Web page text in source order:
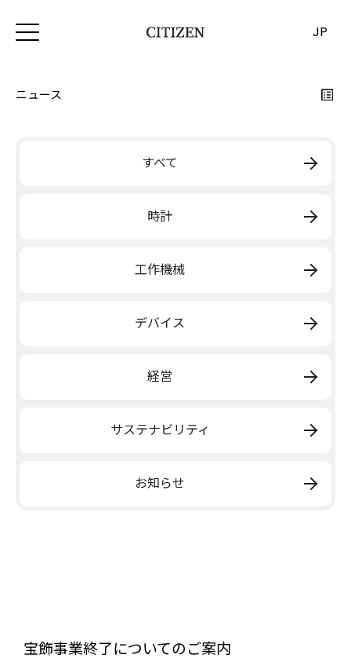
JP
ニュース
すべて
時計
工作機械
デバイス
経営
サステナビリティ
お知らせ
宝飾事業終了についてのご案内